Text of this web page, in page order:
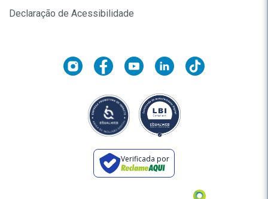
Declaração de Acessibilidade
Verificada por